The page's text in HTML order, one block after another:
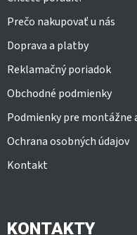
Prečo nakupovať u nás
Doprava a platby
Reklamačný poriadok
Obchodné podmienky
Podmienky pre montážne
Ochrana osobných údajov
Kontakt
KONTAKTY